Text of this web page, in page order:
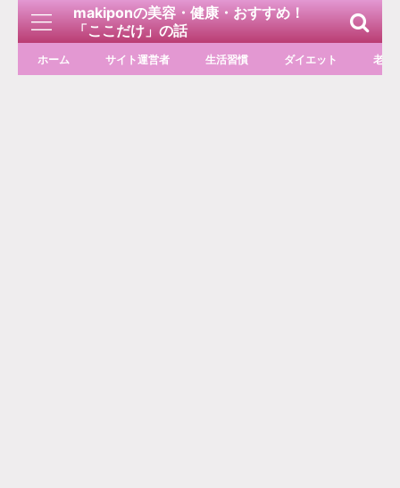
makiponの美容・健康・おすすめ！
「ここだけ」の話
ホーム サイト運営者 生活習慣 ダイエット 老化